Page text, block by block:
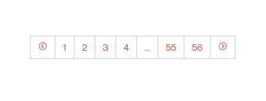
1 2 3 4 … 55 56